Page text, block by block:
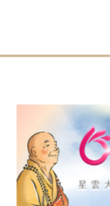
圖說：《星雲大師人間
圖/財團法人佛光山人間